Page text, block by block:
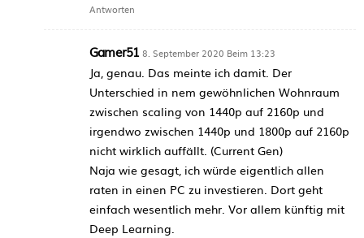
Antworten
Gamer51 8. September 2020 Beim 13:23
Ja, genau. Das meinte ich damit. Der
Unterschied in nem gewöhnlichen Wohnraum
zwischen scaling von 1440p auf 2160p und
irgendwo zwischen 1440p und 1800p auf 2160p
nicht wirklich auffällt. (Current Gen)
Naja wie gesagt, ich würde eigentlich allen
raten in einen PC zu investieren. Dort geht
einfach wesentlich mehr. Vor allem künftig mit
Deep Learning.